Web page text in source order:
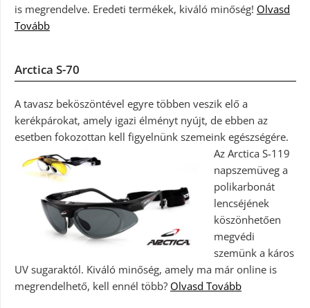
is megrendelve. Eredeti termékek, kiváló minőség! Olvasd
Tovább
Arctica S-70
A tavasz beköszöntével egyre többen veszik elő a
kerékpárokat, amely igazi élményt nyújt, de ebben az
esetben fokozottan kell figyelnünk szemeink egészségére.
Az Arctica S-119
napszemüveg a
polikarbonát
lencséjének
köszönhetően
megvédi
szemünk a káros
UV sugaraktól. Kiváló minőség, amely ma már online is
megrendelhető, kell ennél több? Olvasd Tovább